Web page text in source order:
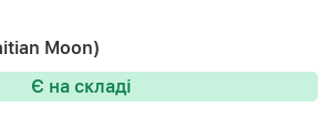
Moon)
Є на складі